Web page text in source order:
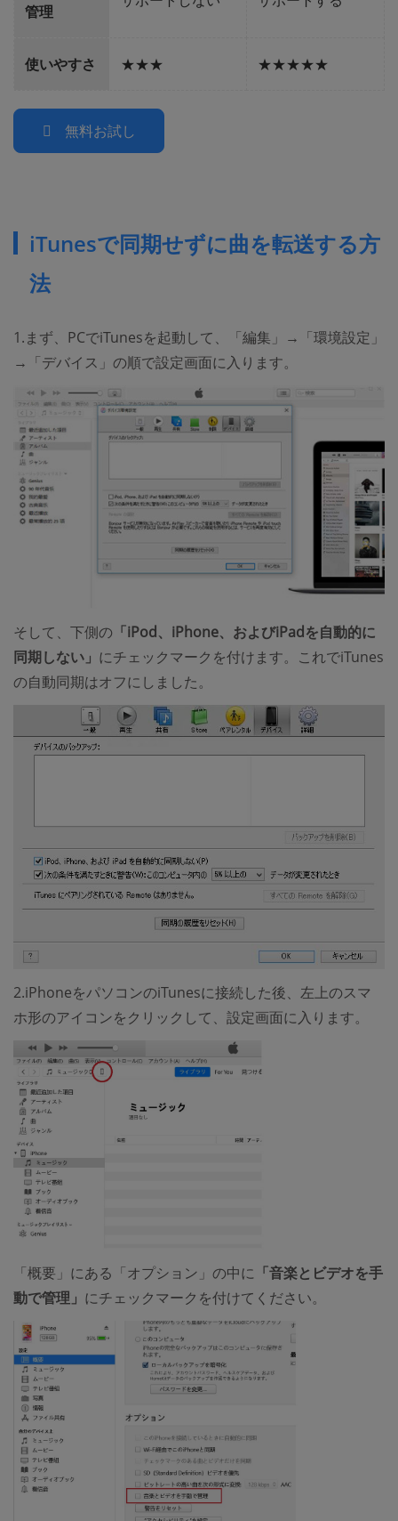
管理
使いやすさ ★★★ ★★★★★
無料お試し
iTunesで同期せずに曲を転送する方
法
1.まず、PCでiTunesを起動して、「編集」→「環境設定」
→「デバイス」の順で設定画面に入ります。
そして、下側の 「iPod、iPhone、およびiPadを自動的に
同期しない」 にチェックマークを付けます。これでiTunes
の自動同期はオフにしました。
2.iPhoneをパソコンのiTunesに接続した後、左上のスマ
ホ形のアイコンをクリックして、設定画面に入ります。
「概要」にある「オプション」の中に 「音楽とビデオを手
動で管理」 にチェックマークを付けてください。